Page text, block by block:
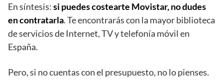
En síntesis:si puedes costearte Movistar, no dudes
en contratarla. Te encontrarás con la mayor biblioteca
de servicios de Internet, TV y telefonía móvil en
España.
Pero, si no cuentas con el presupuesto, no lo pienses.